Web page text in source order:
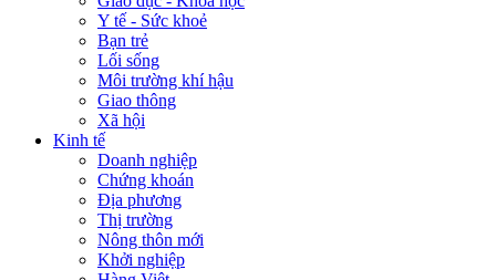
Y tế - Sức khoẻ
Bạn trẻ
Lối sống
Môi trường khí hậu
Giao thông
Xã hội
Kinh tế
Doanh nghiệp
Chứng khoán
Địa phương
Thị trường
Nông thôn mới
Khởi nghiệp